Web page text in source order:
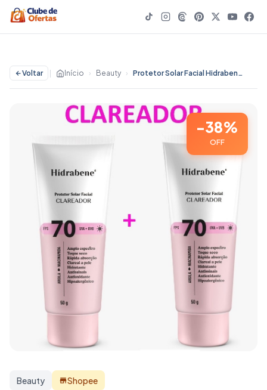
Voltar Início › Beauty › Protetor Solar Facial Hidrabene Clareador FPS 70 Antissinais Clareia a pele Toque Seco 50g Unidade ou Kit - 38% OFF | Beauty
-38%
OFF
Beauty Shopee